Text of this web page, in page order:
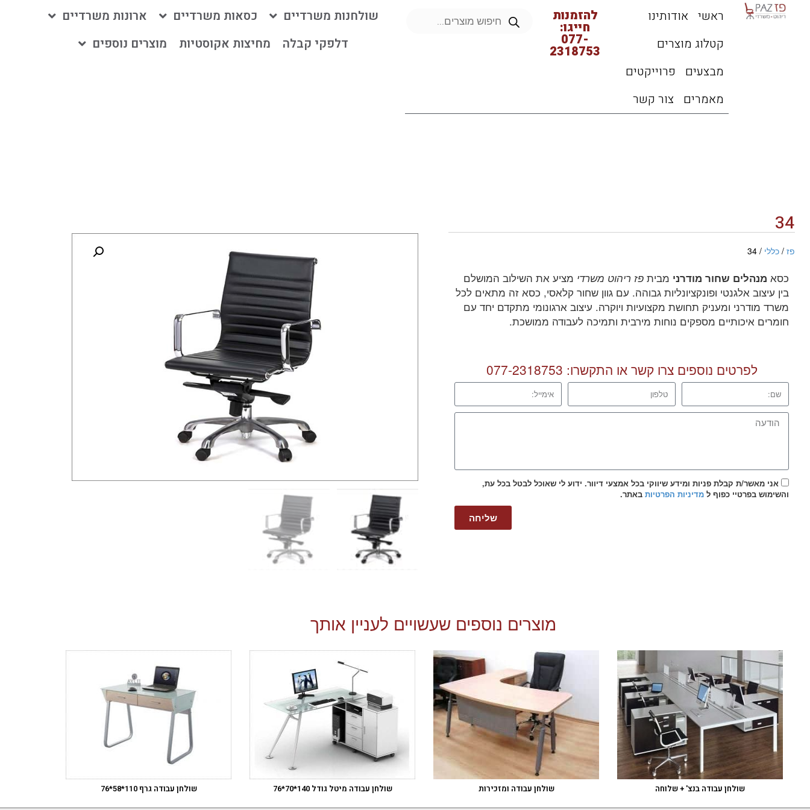
ראשי אודותינו
קטלוג מוצרים
מבצעים
פרוייקטים
מאמרים צור קשר
להזמנות
חייגו:
077-
2318753
שולחנות משרדיים כסאות משרדיים
ארונות משרדיים
דלפקי קבלה
מחיצות אקוסטיות מוצרים נוספים
34
פז / כללי / 34
כסא מנהלים שחור מודרני מבית פז ריהוט משרדי מציע את השילוב המושלם
בין עיצוב אלגנטי ופונקציונליות גבוהה. עם גוון שחור קלאסי, כסא זה מתאים לכל
משרד מודרני ומעניק תחושת מקצועיות ויוקרה. עיצוב ארגונומי מתקדם יחד עם
חומרים איכותיים מספקים נוחות מירבית ותמיכה לעבודה ממושכת.
לפרטים נוספים צרו קשר או התקשרו: 077-2318753
אני מאשר/ת קבלת פניות ומידע שיווקי בכל אמצעי דיוור. ידוע לי שאוכל לבטל בכל עת,
והשימוש בפרטיי כפוף ל מדיניות הפרטיות באתר.
שליחה
מוצרים נוספים שעשויים לעניין אותך
שולחן עבודה בנצ' + שלוחה שולחן עבודה ומזכירות שולחן עבודה מיטל גודל 140*70*76 שולחן עבודה גרף 110*58*76